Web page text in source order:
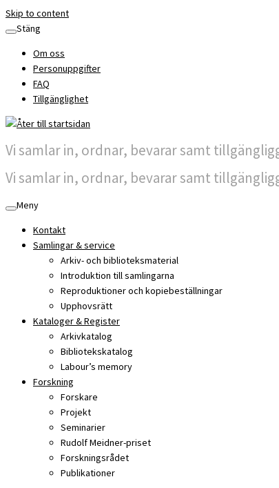
Skip to content
Stäng
Om oss
Personuppgifter
FAQ
Tillgänglighet
Vi samlar in, ordnar, bevarar samt
Vi samlar in, ordnar, bevarar samt
Meny
Kontakt
Samlingar & service
Arkiv- och biblioteksmaterial
Introduktion till samlingarna
Reproduktioner och kopiebeställningar
Upphovsrätt
Kataloger & Register
Arkivkatalog
Bibliotekskatalog
Labour’s memory
Forskning
Forskare
Projekt
Seminarier
Rudolf Meidner-priset
Forskningsrådet
Publikationer